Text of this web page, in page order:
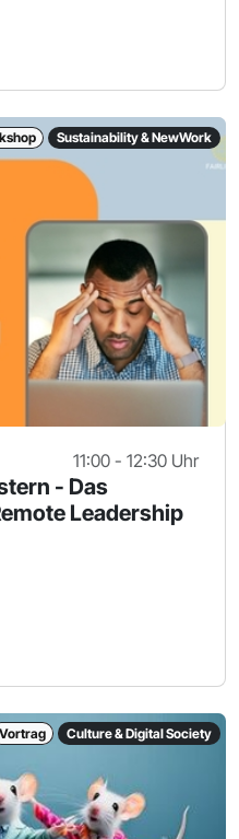
Sustainability & NewWork
11:00 - 12:30 Uhr
- Das
Leadership
Vortrag Culture & Digital Society